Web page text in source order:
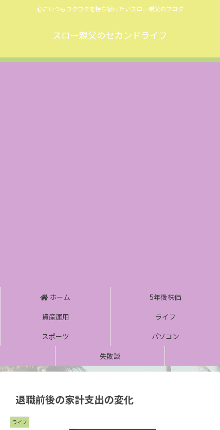
心にいつもワクワクを持ち続けたいスロー親父のブログ
スロー親父のセカンドライフ
ホーム
5年後株価
資産運用
ライフ
スポーツ
パソコン
失敗談
退職前後の家計支出の変化
ライフ